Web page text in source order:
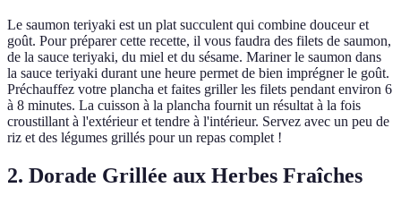
Le saumon teriyaki est un plat succulent qui combine douceur et
goût. Pour préparer cette recette, il vous faudra des filets de saumon,
de la sauce teriyaki, du miel et du sésame. Mariner le saumon dans
la sauce teriyaki durant une heure permet de bien imprégner le goût.
Préchauffez votre plancha et faites griller les filets pendant environ 6
à 8 minutes. La cuisson à la plancha fournit un résultat à la fois
croustillant à l'extérieur et tendre à l'intérieur. Servez avec un peu de
riz et des légumes grillés pour un repas complet !
2. Dorade Grillée aux Herbes Fraîches